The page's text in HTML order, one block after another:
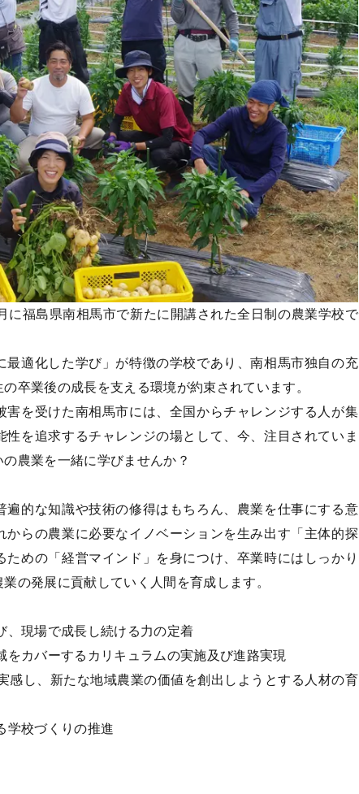
に福島県南相馬市で新たに開講された全日制の農業学校で
適化した学び」が特徴の学校であり、南相馬市独自の充
卒業後の成長を支える環境が約束されています。
を受けた南相馬市には、全国からチャレンジする人が集
性を追求するチャレンジの場として、今、注目されていま
農業を一緒に学びませんか？
遍的な知識や技術の修得はもちろん、農業を仕事にする意
からの農業に必要なイノベーションを生み出す「主体的探
ための「経営マインド」を身につけ、卒業時にはしっかり
の発展に貢献していく人間を育成します。
、現場で成長し続ける力の定着
をカバーするカリキュラムの実施及び進路実現
感し、新たな地域農業の価値を創出しようとする人材の育
学校づくりの推進